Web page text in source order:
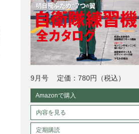
9月号 定価：780円（税込）
Amazonで購入
内容を見る
定期購読